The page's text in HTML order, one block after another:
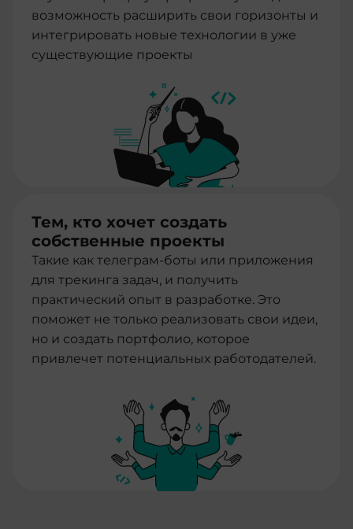
возможность расширить свои горизонты и
интегрировать новые технологии в уже
существующие проекты
Тем, кто хочет создать
собственные проекты
Такие как телеграм-боты или приложения
для трекинга задач, и получить
практический опыт в разработке. Это
поможет не только реализовать свои идеи,
но и создать портфолио, которое
привлечет потенциальных работодателей.